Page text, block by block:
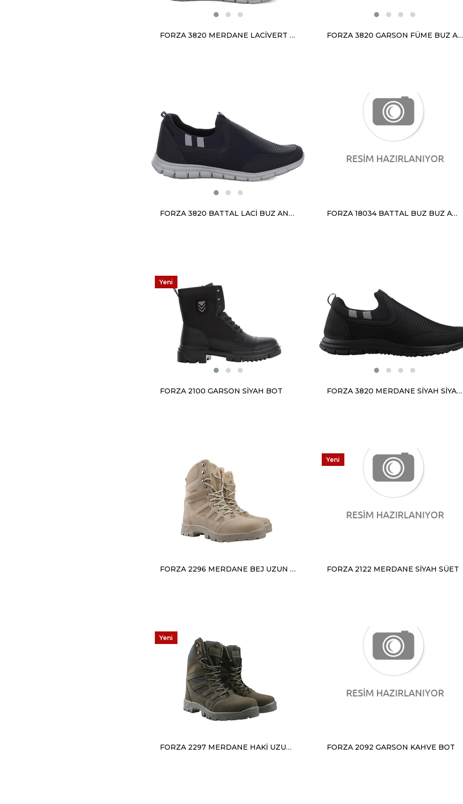
FORZA 3820 MERDANE LACİVERT BUZ ANORAK FORZA 3820 GARSON FÜME BUZ ANORAK
FORZA 3820 BATTAL LACİ BUZ ANORAK FORZA 18034 BATTAL BUZ BUZ ANORAK
FORZA 2100 GARSON SİYAH BOT
Yeni
FORZA 3820 MERDANE SİYAH SİYAH ANORAK
FORZA 2296 MERDANE BEJ UZUN BOT FORZA 2122 MERDANE SİYAH SÜET
Yeni
FORZA 2297 MERDANE HAKİ UZUN BOT
Yeni
FORZA 2092 GARSON KAHVE BOT